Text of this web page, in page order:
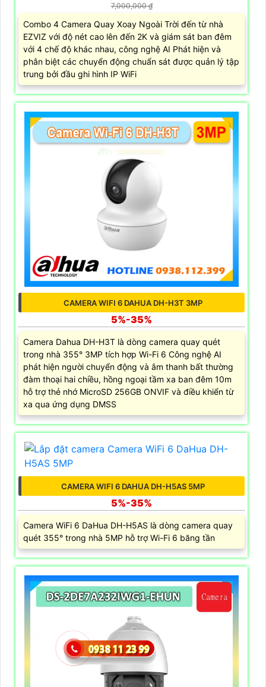
7,000,000 ₫
Combo 4 Camera Quay Xoay Ngoài Trời đến từ nhà
EZVIZ với độ nét cao lên đến 2K và giám sát ban đêm
với 4 chế độ khác nhau, công nghệ AI Phát hiện và
phân biệt các chuyển động chuẩn sát được quản lý tập
trung bởi đầu ghi hình IP WiFi
CAMERA WIFI 6 DAHUA DH-H3T 3MP
5%-35%
Camera Dahua DH-H3T là dòng camera quay quét
trong nhà 355° 3MP tích hợp Wi-Fi 6 Công nghệ AI
phát hiện người chuyển động và âm thanh bất thường
đàm thoại hai chiều, hồng ngoại tầm xa ban đêm 10m
hỗ trợ thẻ nhớ MicroSD 256GB ONVIF và điều khiển từ
xa qua ứng dụng DMSS
CAMERA WIFI 6 DAHUA DH-H5AS 5MP
5%-35%
Camera WiFi 6 DaHua DH-H5AS là dòng camera quay
quét 355° trong nhà 5MP hỗ trợ Wi-Fi 6 băng tần